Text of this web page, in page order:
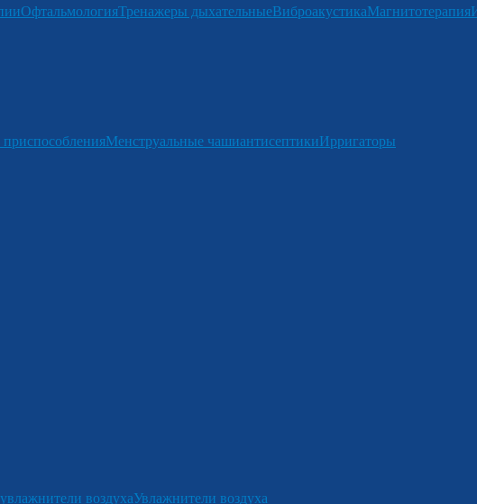
ОфтальмологияТренажеры дыхательныеВиброакустикаМагнитотерапия
Менструальные чашиантисептикиИрригаторы
воздухаУвлажнители воздуха